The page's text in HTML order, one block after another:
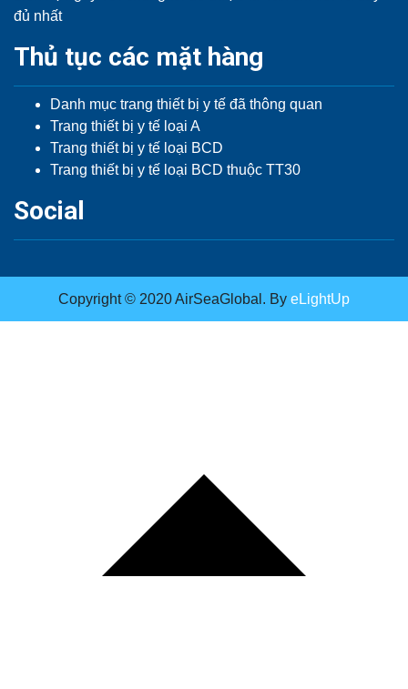
đủ nhất
Thủ tục các mặt hàng
Danh mục trang thiết bị y tế đã thông quan
Trang thiết bị y tế loại A
Trang thiết bị y tế loại BCD
Trang thiết bị y tế loại BCD thuộc TT30
Social
Copyright © 2020 AirSeaGlobal. By eLightUp